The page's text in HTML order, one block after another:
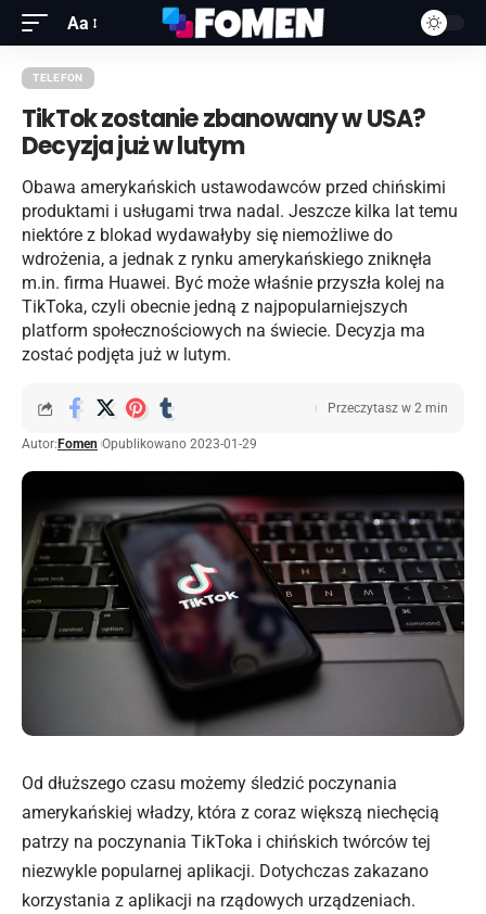
Aa
TELEFON
TikTok zostanie zbanowany w USA?
Decyzja już w lutym
Obawa amerykańskich ustawodawców przed chińskimi
produktami i usługami trwa nadal. Jeszcze kilka lat temu
niektóre z blokad wydawałyby się niemożliwe do
wdrożenia, a jednak z rynku amerykańskiego zniknęła
m.in. firma Huawei. Być może właśnie przyszła kolej na
TikToka, czyli obecnie jedną z najpopularniejszych
platform społecznościowych na świecie. Decyzja ma
zostać podjęta już w lutym.
Autor: Fomen Opublikowano 2023-01-29
Przeczytasz w 2 min
Od dłuższego czasu możemy śledzić poczynania
amerykańskiej władzy, która z coraz większą niechęcią
patrzy na poczynania TikToka i chińskich twórców tej
niezwykle popularnej aplikacji. Dotychczas zakazano
korzystania z aplikacji na rządowych urządzeniach.